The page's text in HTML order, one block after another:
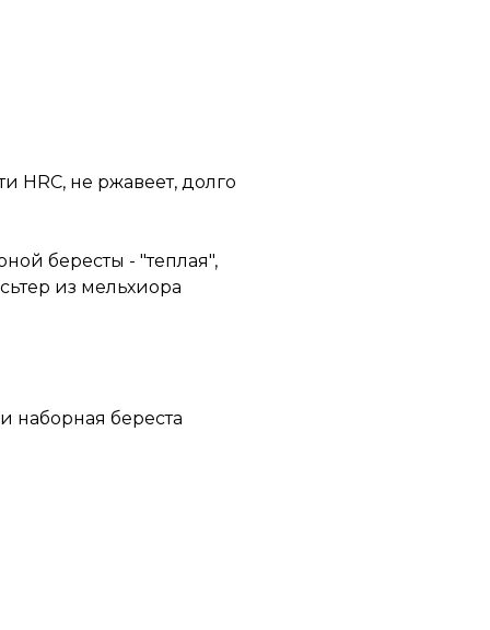
HRC, не ржавеет, долго
бересты - "теплая",
из мельхиора
наборная береста